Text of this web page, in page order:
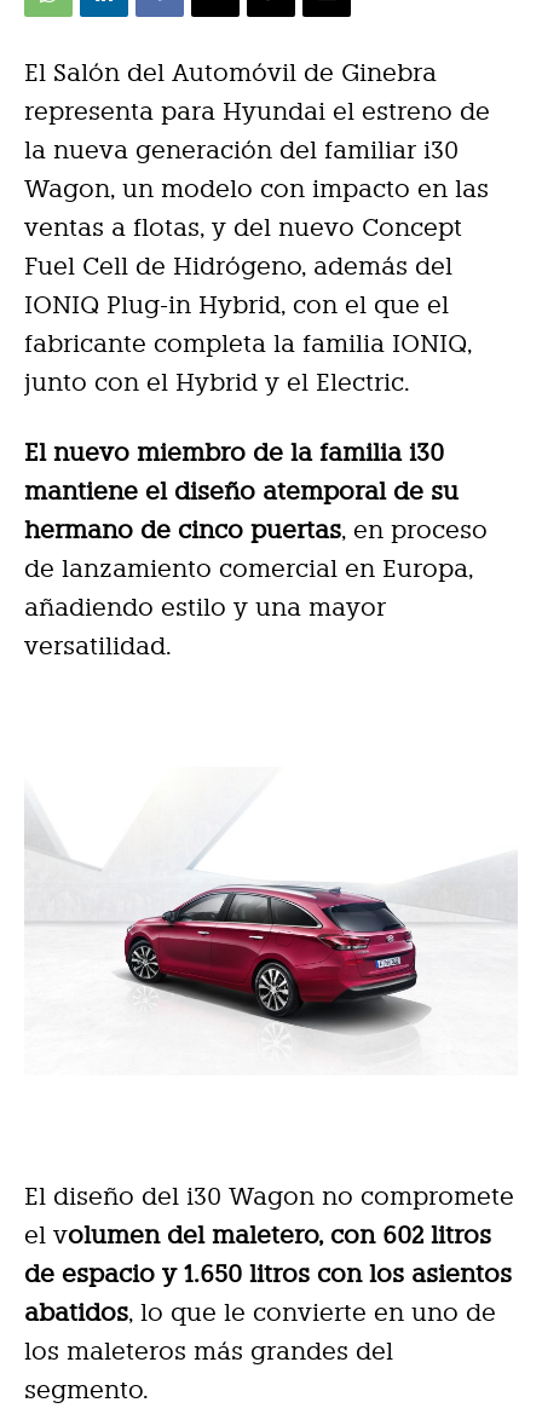
El Salón del Automóvil de Ginebra
representa para Hyundai el estreno de
la nueva generación del familiar i30
Wagon, un modelo con impacto en las
ventas a flotas, y del nuevo Concept
Fuel Cell de Hidrógeno, además del
IONIQ Plug-in Hybrid, con el que el
fabricante completa la familia IONIQ,
junto con el Hybrid y el Electric.
El nuevo miembro de la familia i30
mantiene el diseño atemporal de su
hermano de cinco puertas, en proceso
de lanzamiento comercial en Europa,
añadiendo estilo y una mayor
versatilidad.
El diseño del i30 Wagon no compromete
el volumen del maletero, con 602 litros
de espacio y 1.650 litros con los asientos
abatidos, lo que le convierte en uno de
los maleteros más grandes del
segmento.